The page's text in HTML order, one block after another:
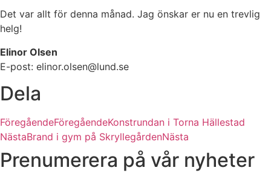
Det var allt för denna månad. Jag önskar er nu en trevlig
helg!
Elinor Olsen
E-post: elinor.olsen@lund.se
Dela
FöregåendeFöregåendeKonstrundan i Torna Hällestad
NästaBrand i gym på SkryllegårdenNästa
Prenumerera på vår nyheter